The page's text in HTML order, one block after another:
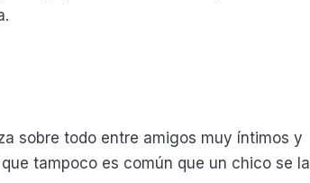
sobre todo entre amigos muy íntimos y
tampoco es común que un chico se la